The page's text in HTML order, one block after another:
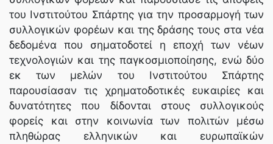
του Ινστιτούτου Σπάρτης για την προσαρμογή των
συλλογικών φορέων και της δράσης τους στα νέα
δεδομένα που σηματοδοτεί η εποχή των νέων
τεχνολογιών και της παγκοσμιοποίησης, ενώ δύο
εκ των μελών του Ινστιτούτου Σπάρτης
παρουσίασαν τις χρηματοδοτικές ευκαιρίες και
δυνατότητες που δίδονται στους συλλογικούς
φορείς και στην κοινωνία των πολιτών μέσω
πληθώρας ελληνικών και ευρωπαϊκών